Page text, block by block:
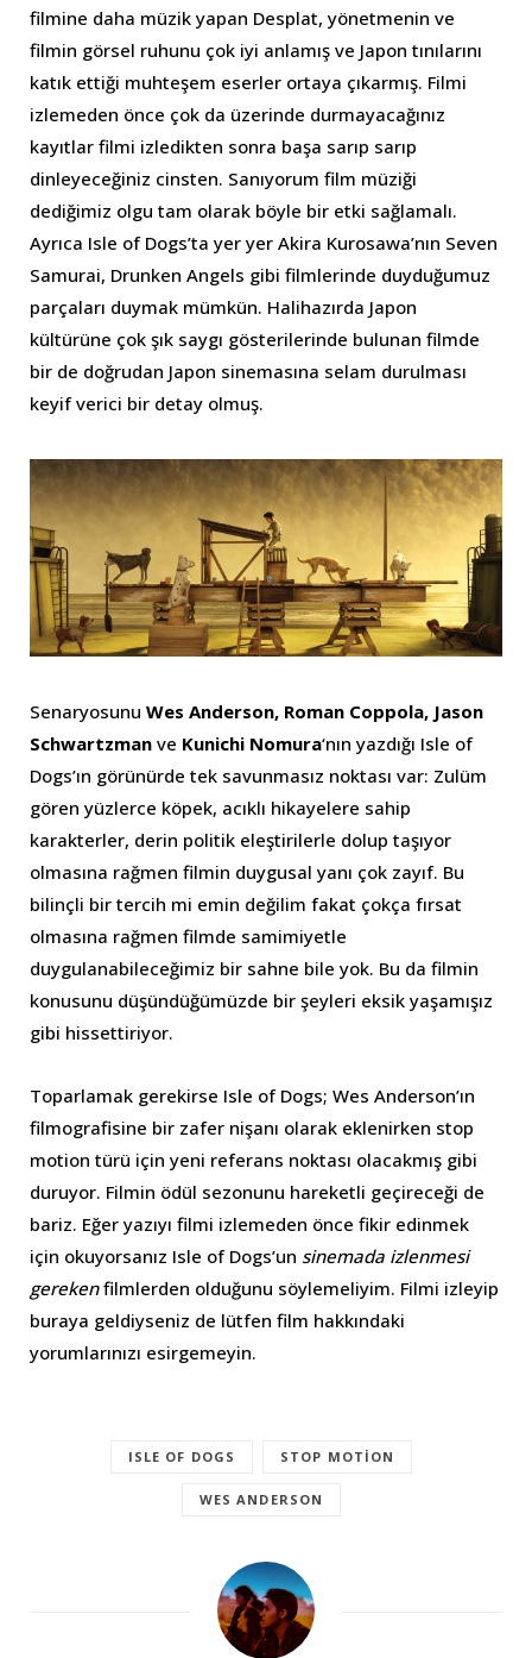
filmine daha müzik yapan Desplat, yönetmenin ve
filmin görsel ruhunu çok iyi anlamış ve Japon tınılarını
katık ettiği muhteşem eserler ortaya çıkarmış. Filmi
izlemeden önce çok da üzerinde durmayacağınız
kayıtlar filmi izledikten sonra başa sarıp sarıp
dinleyeceğiniz cinsten. Sanıyorum film müziği
dediğimiz olgu tam olarak böyle bir etki sağlamalı.
Ayrıca Isle of Dogs’ta yer yer Akira Kurosawa’nın Seven
Samurai, Drunken Angels gibi filmlerinde duyduğumuz
parçaları duymak mümkün. Halihazırda Japon
kültürüne çok şık saygı gösterilerinde bulunan filmde
bir de doğrudan Japon sinemasına selam durulması
keyif verici bir detay olmuş.
Senaryosunu Wes Anderson, Roman Coppola, Jason
Schwartzman ve Kunichi Nomura‘nın yazdığı Isle of
Dogs’ın görünürde tek savunmasız noktası var: Zulüm
gören yüzlerce köpek, acıklı hikayelere sahip
karakterler, derin politik eleştirilerle dolup taşıyor
olmasına rağmen filmin duygusal yanı çok zayıf. Bu
bilinçli bir tercih mi emin değilim fakat çokça fırsat
olmasına rağmen filmde samimiyetle
duygulanabileceğimiz bir sahne bile yok. Bu da filmin
konusunu düşündüğümüzde bir şeyleri eksik yaşamışız
gibi hissettiriyor.
Toparlamak gerekirse Isle of Dogs; Wes Anderson’ın
filmografisine bir zafer nişanı olarak eklenirken stop
motion türü için yeni referans noktası olacakmış gibi
duruyor. Filmin ödül sezonunu hareketli geçireceği de
bariz. Eğer yazıyı filmi izlemeden önce fikir edinmek
için okuyorsanız Isle of Dogs’un sinemada izlenmesi
gerekenfilmlerden olduğunu söylemeliyim. Filmi izleyip
buraya geldiyseniz de lütfen film hakkındaki
yorumlarınızı esirgemeyin.
ISLE OF DOGS STOP MOTION
WES ANDERSON